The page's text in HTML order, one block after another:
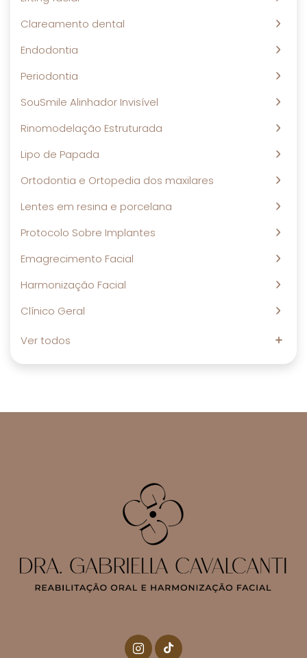
Clareamento dental
Endodontia
Periodontia
SouSmile Alinhador Invisível
Rinomodelação Estruturada
Lipo de Papada
Ortodontia e Ortopedia dos maxilares
Lentes em resina e porcelana
Protocolo Sobre Implantes
Emagrecimento Facial
Harmonização Facial
Clínico Geral
Ver todos